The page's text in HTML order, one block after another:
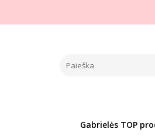
Gabrielės TOP
Pagrindinis PREKIŲ
ZOLA